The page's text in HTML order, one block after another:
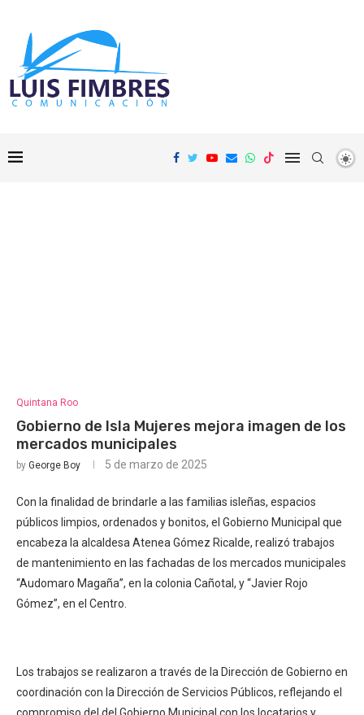
Quintana Roo
Gobierno de Isla Mujeres mejora imagen de los
mercados municipales
by George Boy 5 de marzo de 2025
Con la finalidad de brindarle a las familias isleñas, espacios
públicos limpios, ordenados y bonitos, el Gobierno Municipal que
encabeza la alcaldesa Atenea Gómez Ricalde, realizó trabajos
de mantenimiento en las fachadas de los mercados municipales
“Audomaro Magaña”, en la colonia Cañotal, y “Javier Rojo
Gómez”, en el Centro.
Los trabajos se realizaron a través de la Dirección de Gobierno en
coordinación con la Dirección de Servicios Públicos, reflejando el